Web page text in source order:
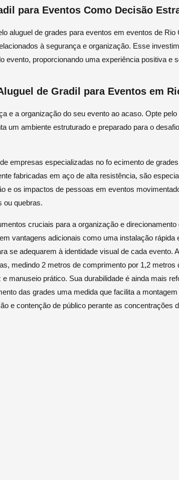
para Eventos Como Decisão
aluguel de grades para eventos em eventos de
à segurança e organização. Esse
evento, proporcionando uma experiência positiva e
de Gradil para Eventos em
e a organização do seu evento ao acaso. Opte
um ambiente estruturado e preparado para o
empresas especializadas no fo ecimento de
fabricadas em aço de alta resistência, são
e os impactos de pessoas em eventos
ou quebras.
cruciais para a organização e
vantagens adicionais como uma instalação
se adequarem à identidade visual de cada evento.
medindo 2 metros de comprimento por 1,2 metros
e manuseio prático. Sua durabilidade é ainda mais
das grades uma medida que facilita a
e contenção de público perante as concentrações